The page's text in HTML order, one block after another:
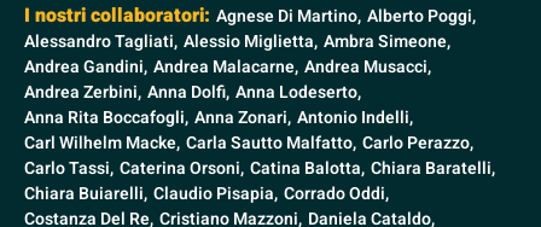
I nostri collaboratori: Agnese Di Martino, Alberto Poggi,
Alessandro Tagliati, Alessio Miglietta, Ambra Simeone,
Andrea Gandini, Andrea Malacarne, Andrea Musacci,
Andrea Zerbini, Anna Dolfi, Anna Lodeserto,
Anna Rita Boccafogli, Anna Zonari, Antonio Indelli,
Carl Wilhelm Macke, Carla Sautto Malfatto, Carlo Perazzo,
Carlo Tassi, Caterina Orsoni, Catina Balotta, Chiara Baratelli,
Chiara Buiarelli, Claudio Pisapia, Corrado Oddi,
Costanza Del Re, Cristiano Mazzoni, Daniela Cataldo,